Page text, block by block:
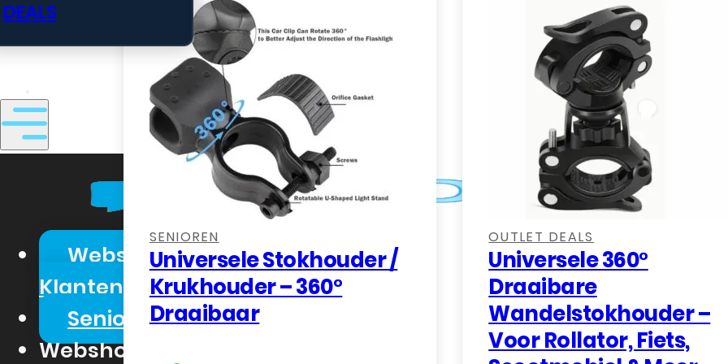
DEALS
Geen producten in de winkelwagen.
Webshop Zakelijk
Klanten
Senioren Telefonie
Webshop
SENIOREN
Universele Stokhouder /
Krukhouder – 360°
Draaibaar
OUTLET DEALS
Universele 360°
Draaibare
Wandelstokhouder –
Voor Rollator, Fiets,